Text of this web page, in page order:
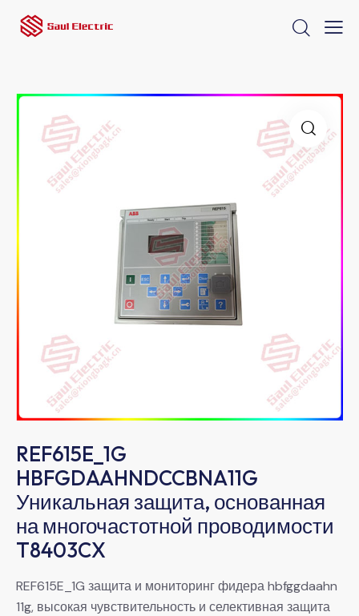
REF615E_1G
HBFGDAAHNDCCBNA11G
Уникальная защита, основанная
на многочастотной проводимости
T8403CX
REF615E_1G защита и мониторинг фидера hbfggdaahn
11g, высокая чувствительность и селективная защита